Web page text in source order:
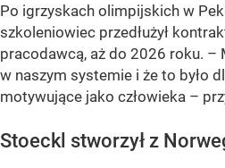
Po igrzyskach olimpijskich w
szkoleniowiec przedłużył
pracodawcą, aż do 2026 roku. –
w naszym systemie i że to było
motywujące jako człowieka –
Stoeckl stworzył z